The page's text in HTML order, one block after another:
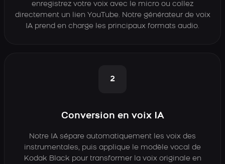
enregistrez votre voix avec le micro ou collez
directement un lien YouTube. Notre générateur de voix
IA prend en charge les principaux formats audio.
2
Conversion en voix IA
Notre IA sépare automatiquement les voix des
instrumentales, puis applique le modèle vocal de
Kodak Black pour transformer la voix originale en